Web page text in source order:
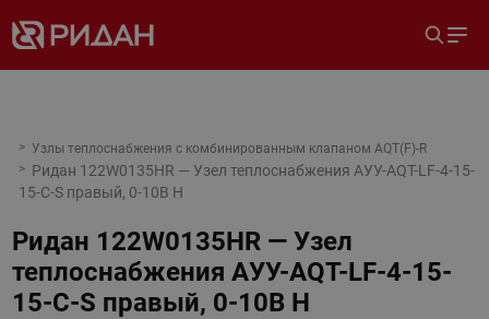
Узлы теплоснабжения с комбинированным клапаном AQT(F)-R
Ридан 122W0135HR — Узел теплоснабжения АУУ-AQT-LF-4-15-
15-C-S правый, 0-10В H
Ридан 122W0135HR — Узел
теплоснабжения АУУ-AQT-LF-4-15-
15-C-S правый, 0-10В H